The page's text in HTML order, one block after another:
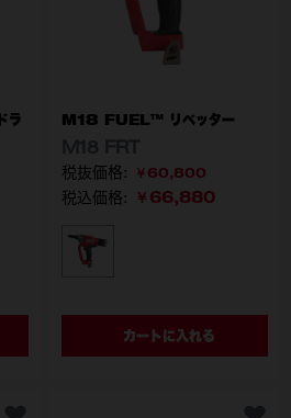
ラ
JP
M18 FUEL™ リベッター
￥60,800
税込価格: ￥66,880
型番M18 FRT-0X0 JP
カートに入れる